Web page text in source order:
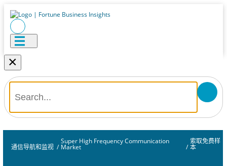
×
通信导航和监视 /
Super High Frequency Communication
Market /
索取免费样
本